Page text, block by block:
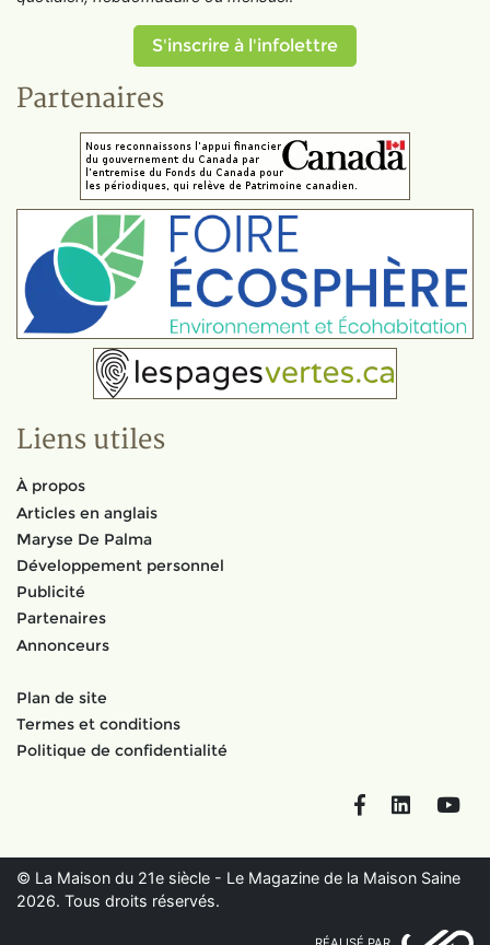
S'inscrire à l'infolettre
Partenaires
Liens utiles
À propos
Articles en anglais
Maryse De Palma
Développement personnel
Publicité
Partenaires
Annonceurs
Plan de site
Termes et conditions
Politique de confidentialité
FacebookLinkedIn
© La Maison du 21e siècle - Le Magazine de la Maison Saine
2026. Tous droits réservés.